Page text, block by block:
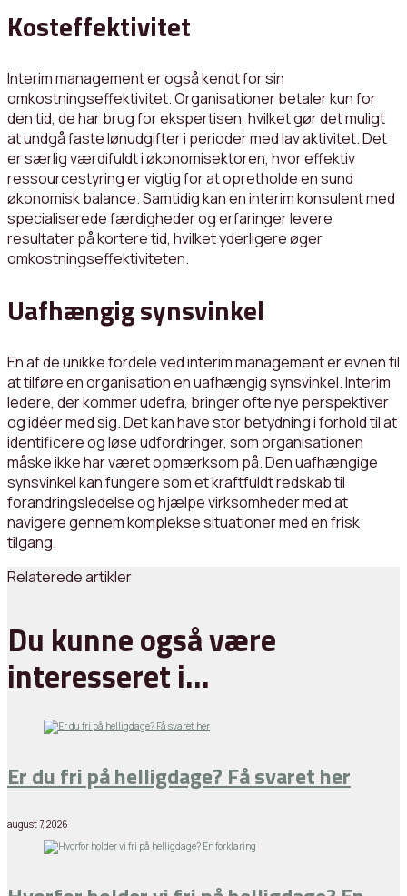
Kosteffektivitet
Interim management er også kendt for sin
omkostningseffektivitet. Organisationer betaler kun for
den tid, de har brug for ekspertisen, hvilket gør det muligt
at undgå faste lønudgifter i perioder med lav aktivitet. Det
er særlig værdifuldt i økonomisektoren, hvor effektiv
ressourcestyring er vigtig for at opretholde en sund
økonomisk balance. Samtidig kan en interim konsulent med
specialiserede færdigheder og erfaringer levere
resultater på kortere tid, hvilket yderligere øger
omkostningseffektiviteten.
Uafhængig synsvinkel
En af de unikke fordele ved interim management er evnen til
at tilføre en organisation en uafhængig synsvinkel. Interim
ledere, der kommer udefra, bringer ofte nye perspektiver
og idéer med sig. Det kan have stor betydning i forhold til at
identificere og løse udfordringer, som organisationen
måske ikke har været opmærksom på. Den uafhængige
synsvinkel kan fungere som et kraftfuldt redskab til
forandringsledelse og hjælpe virksomheder med at
navigere gennem komplekse situationer med en frisk
tilgang.
Relaterede artikler
Du kunne også være
interesseret i…
Er du fri på helligdage? Få svaret her
august 7, 2026